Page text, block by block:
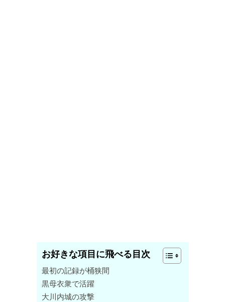
お好きな項目に飛べる目次
最初の記録が桶狭間
黒母衣衆で活躍
大川内城の攻撃